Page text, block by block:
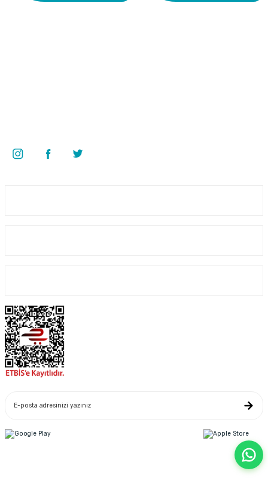
Copyright© 2022. Kredi kartı bilgileriniz 256bit SSL sertifikası ile korunmaktadır.